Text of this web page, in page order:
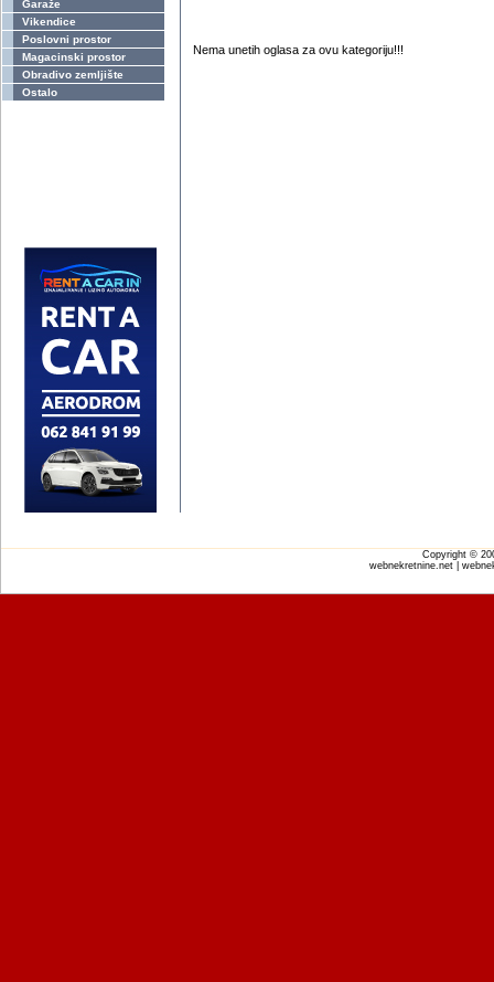
Garaže
Vikendice
Poslovni prostor
Magacinski prostor
Obradivo zemljište
Ostalo
Nema unetih oglasa za ovu kategoriju!!!
Copyright ©
webnekretnine.net |